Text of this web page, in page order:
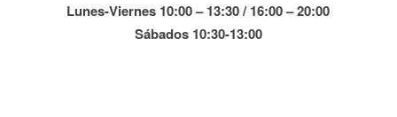
Lunes-Viernes 10:00 – 13:30 / 16:00 – 20:00
Sábados 10:30-13:00